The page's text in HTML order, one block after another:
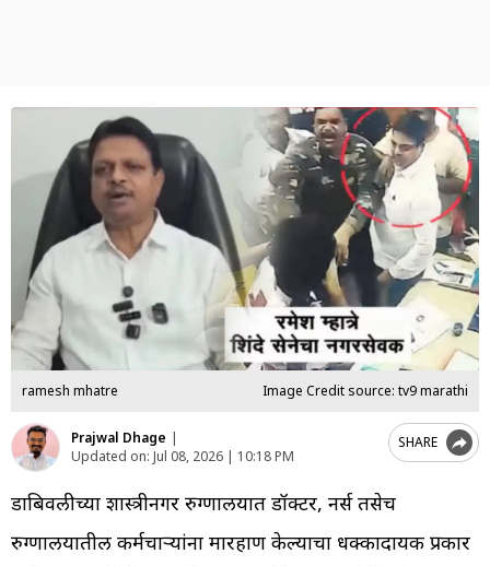
ramesh mhatre Image Credit source: tv9 marathi
Prajwal Dhage |
Updated on: Jul 08, 2026 | 10:18 PM
SHARE
डोंबिवलीच्या शास्त्रीनगर रुग्णालयात डॉक्टर, नर्स तसेच
रुग्णालयातील कर्मचाऱ्यांना मारहाण केल्याचा धक्कादायक प्रकार